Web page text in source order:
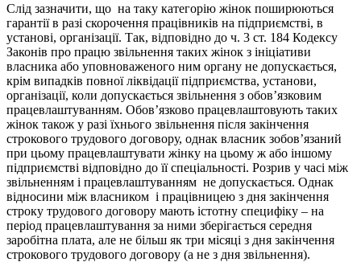
Слід зазначити, що на таку категорію жінок поширюються
гарантії в разі скорочення працівників на підприємстві, в
установі, організації. Так, відповідно до ч. 3 ст. 184 Кодексу
Законів про працю звільнення таких жінок з iнiцiативи
власника або уповноваженого ним органу не допускається,
крім випадків повної ліквідації підприємства, установи,
організації, коли допускається звільнення з обов’язковим
працевлаштуванням. Обов’язково працевлаштовують таких
жінок також у разі їхнього звільнення після закінчення
строкового трудового договору, однак власник зобов’язаний
при цьому працевлаштувати жінку на цьому ж або іншому
підприємстві відповідно до її спеціальності. Розрив у часі між
звільненням і працевлаштуванням не допускається. Однак
відносини між власником і працівницею з дня закінчення
строку трудового договору мають істотну специфіку – на
період працевлаштування за ними зберігається середня
заробітна плата, але не більш як три місяці з дня закінчення
строкового трудового договору (а не з дня звільнення).